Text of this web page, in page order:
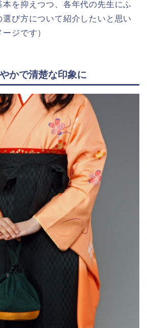
本を抑えつつ、各年代の先生にふ
選び方について紹介したいと思い
ジです）
かで清楚な印象に